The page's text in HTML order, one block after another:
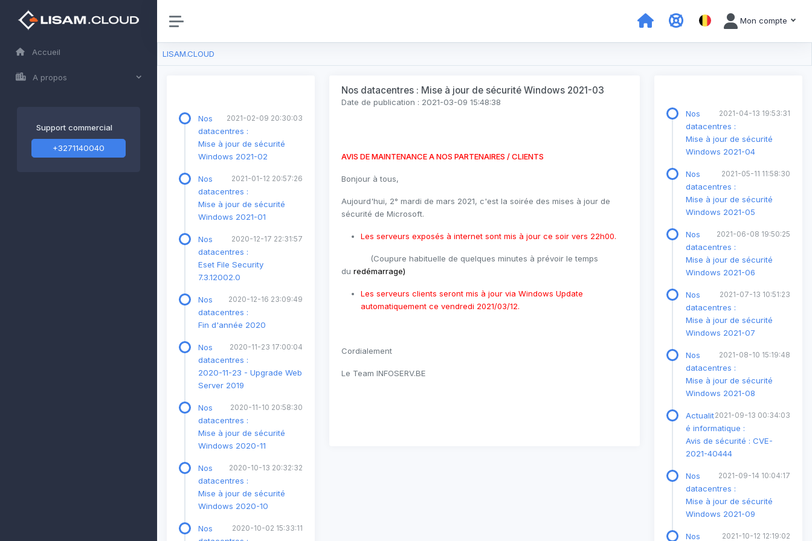
Accueil
A propos
Support commercial
+3271140040
Mon compte
LISAM.CLOUD
2021-02-09 20:30:03
Nos
datacentres :
Mise à jour de sécurité
Windows 2021-02
2021-01-12 20:57:26
Nos
datacentres :
Mise à jour de sécurité
Windows 2021-01
2020-12-17 22:31:57
Nos
datacentres :
Eset File Security
7.3.12002.0
2020-12-16 23:09:49
Nos
datacentres :
Fin d'année 2020
2020-11-23 17:00:04
Nos
datacentres :
2020-11-23 - Upgrade Web
Server 2019
2020-11-10 20:58:30
Nos
datacentres :
Mise à jour de sécurité
Windows 2020-11
2020-10-13 20:32:32
Nos
datacentres :
Mise à jour de sécurité
Windows 2020-10
2020-10-02 15:33:11
Nos
Nos datacentres : Mise à jour de sécurité Windows 2021-03
Date de publication : 2021-03-09 15:48:38
AVIS DE MAINTENANCE A NOS PARTENAIRES / CLIENTS
Bonjour à tous,
Aujourd'hui, 2° mardi de mars 2021, c'est la soirée des mises à jour de
sécurité de Microsoft.
Les serveurs exposés à internet sont mis à jour ce soir vers 22h00.
(Coupure habituelle de quelques minutes à prévoir le temps
du redémarrage)
Les serveurs clients seront mis à jour via Windows Update
automatiquement ce vendredi 2021/03/12.
Cordialement
Le Team INFOSERV.BE
2021-04-13 19:53:31
Nos
datacentres :
Mise à jour de sécurité
Windows 2021-04
2021-05-11 11:58:30
Nos
datacentres :
Mise à jour de sécurité
Windows 2021-05
2021-06-08 19:50:25
Nos
datacentres :
Mise à jour de sécurité
Windows 2021-06
2021-07-13 10:51:23
Nos
datacentres :
Mise à jour de sécurité
Windows 2021-07
2021-08-10 15:19:48
Nos
datacentres :
Mise à jour de sécurité
Windows 2021-08
2021-09-13 00:34:03
Actualit
é informatique :
Avis de sécurité : CVE-
2021-40444
2021-09-14 10:04:17
Nos
datacentres :
Mise à jour de sécurité
Windows 2021-09
2021-10-12 12:19:02
Nos